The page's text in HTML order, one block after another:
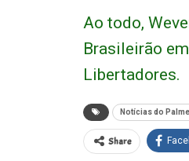
Ao todo,
Brasileirão
Libertadores.
Notícias do
Share